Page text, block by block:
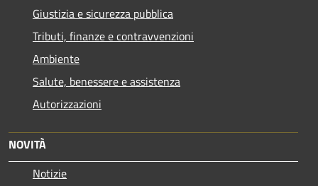
Giustizia e sicurezza pubblica
Tributi, finanze e contravvenzioni
Ambiente
Salute, benessere e assistenza
Autorizzazioni
NOVITÀ
Notizie